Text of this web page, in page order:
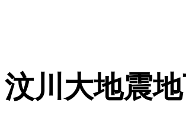
汶川大地震